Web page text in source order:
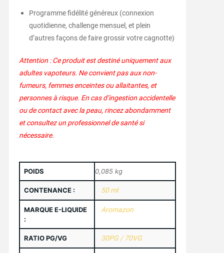
Programme fidélité généreux (connexion
quotidienne, challenge mensuel, et plein
d’autres façons de faire grossir votre cagnotte)
Attention : Ce produit est destiné uniquement aux
adultes vapoteurs. Ne convient pas aux non-
fumeurs, femmes enceintes ou allaitantes, et
personnes à risque. En cas d’ingestion accidentelle
ou de contact avec la peau, rincez abondamment
et consultez un professionnel de santé si
nécessaire.
POIDS 0,085 kg
CONTENANCE : 50 ml
MARQUE E-LIQUIDE
:
Aromazon
RATIO PG/VG 30PG / 70VG